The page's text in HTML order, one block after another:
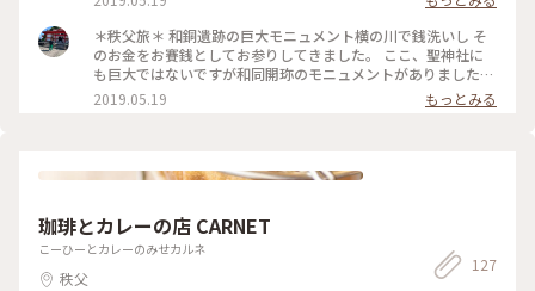
＊秩父旅＊ 和銅遺跡の巨大モニュメント横の川で銭洗いし そ
のお金をお賽銭としてお参りしてきました。 ここ、聖神社に
も巨大ではないですが和同開珎のモニュメントがありました
よ❣️ 20190501 #おでかけ日和 #パワースポット #おでかけ
#GW #ことりっぷ埼玉 #秩父 #金運アップ #和同開珎
2019.05.19 もっとみる
珈琲とカレーの店 CARNET
こーひーとカレーのみせカルネ
秩父
127